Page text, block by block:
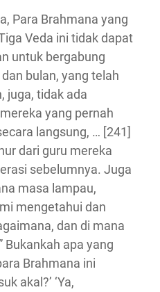
Para Brahmana yang
Veda ini tidak dapat
untuk bergabung
bulan, yang telah
juga, tidak ada
yang pernah
langsung, … [241]
dari guru mereka
sebelumnya. Juga
masa lampau,
mengetahui dan
dan di mana
Bukankah apa yang
Brahmana ini
akal?’ ‘Ya,